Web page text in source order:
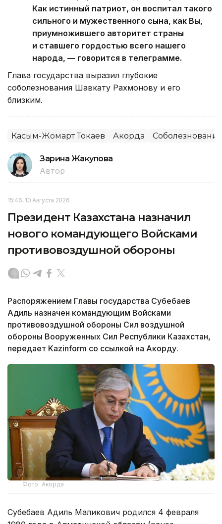
Как истинный патриот, он воспитал такого
сильного и мужественного сына, как Вы,
приумножившего авторитет страны
и ставшего гордостью всего нашего
народа, — говорится в телеграмме.
Глава государства выразил глубокие
соболезнования Шавкату Рахмонову и его
близким.
Касым-Жомарт Токаев Акорда
Зарина Жакупова
Автор
15:46, 10 Августа 2026
Президент Казахстана назначил
нового командующего Войсками
противовоздушной обороны
Распоряжением Главы государства Субебаев
Адиль назначен командующим Войсками
противовоздушной обороны Сил воздушной
обороны Вооруженных Сил Республики Казахстан,
передает Kazinform со ссылкой на Акорду.
Фото: Акорда
Субебаев Адиль Маликович родился 4 февраля